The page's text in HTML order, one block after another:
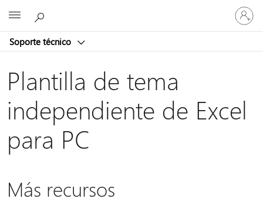
Soporte técnico
Iniciar
sesión
en
cuenta
Plantilla de tema
independiente de Excel
para PC
Más recursos